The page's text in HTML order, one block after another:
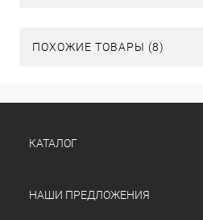
ПОХОЖИЕ ТОВАРЫ (8)
КАТАЛОГ
НАШИ ПРЕДЛОЖЕНИЯ